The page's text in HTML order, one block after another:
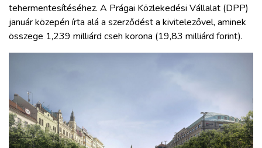
tehermentesítéséhez. A Prágai Közlekedési Vállalat (DPP)
január közepén írta alá a szerződést a kivitelezővel, aminek
összege 1,239 milliárd cseh korona (19,83 milliárd forint).